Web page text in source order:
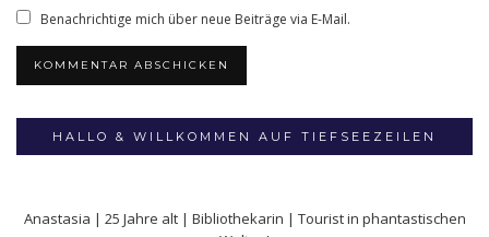
Benachrichtige mich über neue Beiträge via E-Mail.
HALLO & WILLKOMMEN AUF TIEFSEEZEILEN
Anastasia | 25 Jahre alt | Bibliothekarin | Tourist in phantastischen